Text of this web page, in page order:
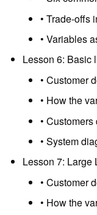
• Trade-offs
• Variables
Lesson 6: Basic
• Customer
• How the
•
• System
Lesson 7: Large
• Customer
• How the